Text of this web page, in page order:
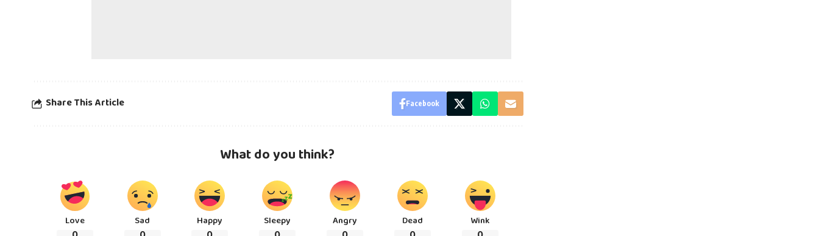
Share This Article Facebook
What do you think?
Love Sad Happy Sleepy Angry Dead Wink